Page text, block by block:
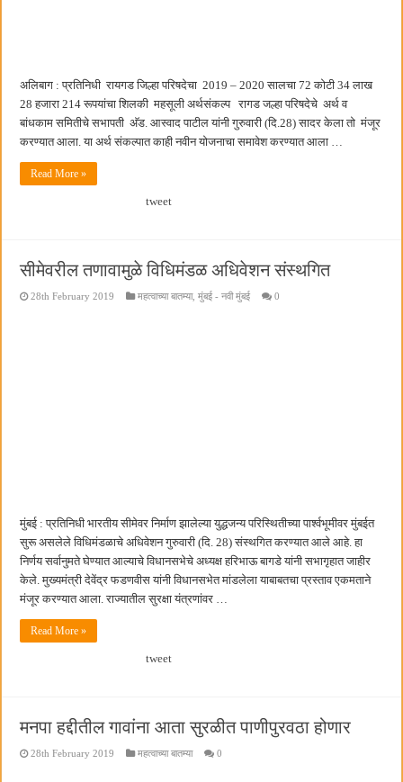
अलिबाग : प्रतिनिधी रायगड जिल्हा परिषदेचा 2019 – 2020 सालचा 72 कोटी 34 लाख
28 हजारा 214 रूपयांचा शिलकी महसूली अर्थसंकल्प रागड जल्हा परिषदेचे अर्थ व
बांधकाम समितीचे सभापती अ‍ॅड. आस्वाद पाटील यांनी गुरुवारी (दि.28) सादर केला तो मंजूर
करण्यात आला. या अर्थ संकल्पात काही नवीन योजनाचा समावेश करण्यात आला …
Read More »
tweet
सीमेवरील तणावामुळे विधिमंडळ अधिवेशन संस्थगित
28th February 2019 महत्वाच्या बातम्या,मुंबई - नवी मुंबई 0
मुंबई : प्रतिनिधी भारतीय सीमेवर निर्माण झालेल्या युद्धजन्य परिस्थितीच्या पार्श्वभूमीवर मुंबईत
सुरू असलेले विधिमंडळाचे अधिवेशन गुरुवारी (दि. 28) संस्थगित करण्यात आले आहे. हा
निर्णय सर्वानुमते घेण्यात आल्याचे विधानसभेचे अध्यक्ष हरिभाऊ बागडे यांनी सभागृहात जाहीर
केले. मुख्यमंत्री देवेंद्र फडणवीस यांनी विधानसभेत मांडलेला याबाबतचा प्रस्ताव एकमताने
मंजूर करण्यात आला. राज्यातील सुरक्षा यंत्रणांवर …
Read More »
tweet
मनपा हद्दीतील गावांना आता सुरळीत पाणीपुरवठा होणार
28th February 2019 महत्वाच्या बातम्या 0